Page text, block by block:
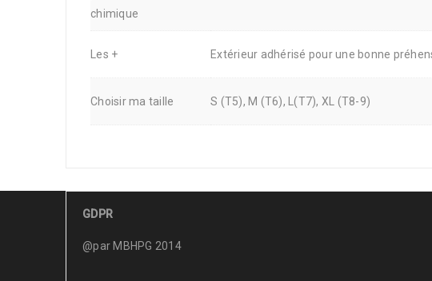
chimique
Les + Extérieur adhérisé pour une bonne
Choisir ma taille S (T5), M (T6), L(T7), XL (T8-9)
GDPR
@par MBHPG 2014